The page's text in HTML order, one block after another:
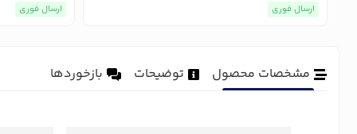
ارسال فوری ارسال فوری
مشخصات محصول توضیحات بازخوردها